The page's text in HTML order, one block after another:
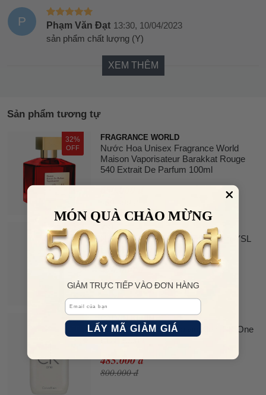
P Phạm Văn Đạt 13:30, 10/04/2023
sản phẩm chất lượng (Y)
XEM THÊM
Sản phẩm tương tự
32%
OFF
FRAGRANCE WORLD
Nước Hoa Unisex Fragrance World
Maison Vaporisateur Barakkat Rouge
540 Extrait De Parfum 100ml
650.000 đ
48%
OFF
Nước Hoa Nữ Yves Saint Laurent YSL
Libre EDP 10ml
470.000 đ
900.000 đ
39% CALVIN KLEIN
Nước Hoa Unisex Calvin Klein CK One
EDT 100ml
485.000 đ
800.000 đ
MÓN QUÀ CHÀO MỪNG
GIẢM TRỰC TIẾP VÀO ĐƠN HÀNG
Email
LẤY MÃ GIẢM GIÁ